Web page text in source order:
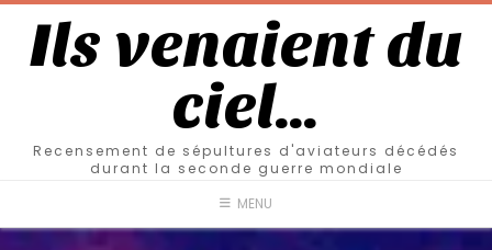
Ils venaient du
ciel…
Recensement de sépultures d'aviateurs décédés
durant la seconde guerre mondiale
MENU